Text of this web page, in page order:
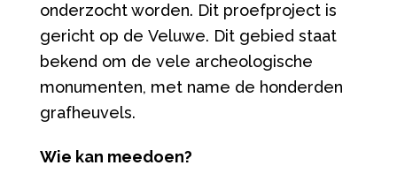
onderzocht worden. Dit proefproject is
gericht op de Veluwe. Dit gebied staat
bekend om de vele archeologische
monumenten, met name de honderden
grafheuvels.
Wie kan meedoen?